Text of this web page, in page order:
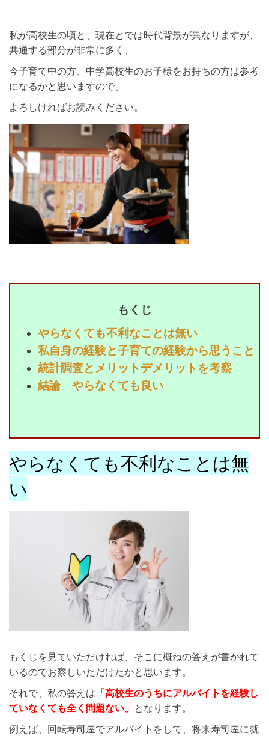
私が高校生の頃と、現在とでは時代背景が異なりますが、
共通する部分が非常に多く、
今子育て中の方、中学高校生のお子様をお持ちの方は参考
になるかと思いますので、
よろしければお読みください。
もくじ
やらなくても不利なことは無い
私自身の経験と子育ての経験から思うこと
統計調査とメリットデメリットを考察
結論 やらなくても良い
やらなくても不利なことは無
い
もくじを見ていただければ、そこに概ねの答えが書かれて
いるのでお察しいただけたかと思います。
それで、私の答えは 「高校生のうちにアルバイトを経験し
ていなくても全く問題ない」 となります。
例えば、回転寿司屋でアルバイトをして、将来寿司屋に就